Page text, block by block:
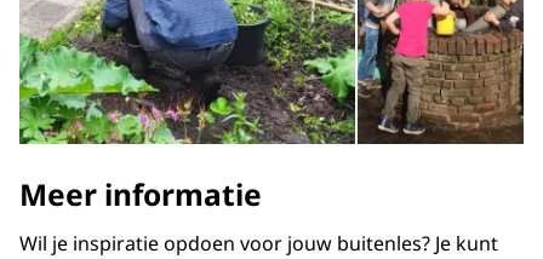
Meer informatie
Wil je inspiratie opdoen voor jouw buitenles? Je kunt